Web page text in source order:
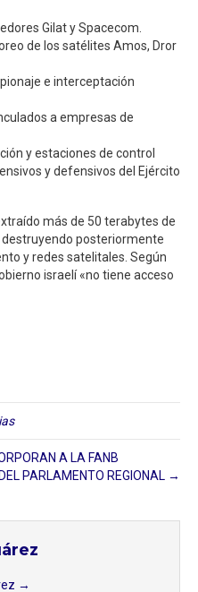
Gilat y Spacecom.
de los satélites Amos, Dror
e interceptación
a empresas de
y estaciones de control
y defensivos del Ejército
más de 50 terabytes de
posteriormente
y redes satelitales. Según
israelí «no tiene acceso
A LA FANB
PARLAMENTO REGIONAL →
→